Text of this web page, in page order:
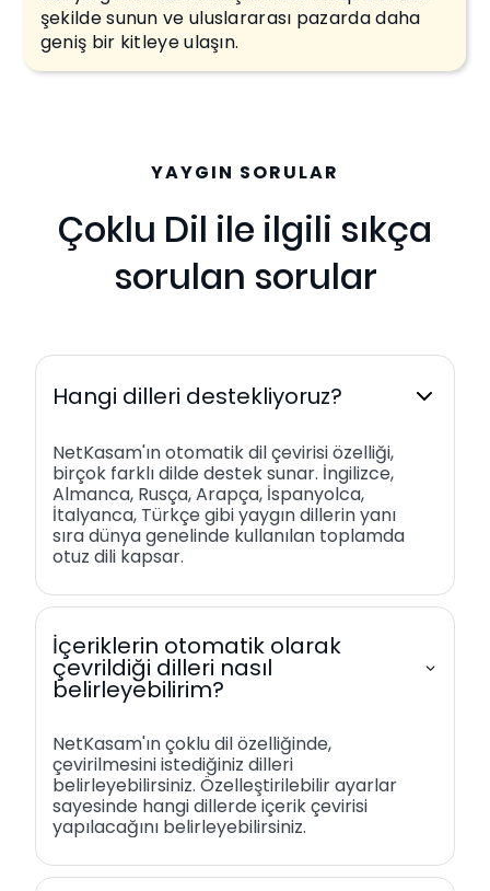
şekilde sunun ve uluslararası pazarda daha
geniş bir kitleye ulaşın.
YAYGIN SORULAR
Çoklu Dil ile ilgili sıkça
sorulan sorular
Hangi dilleri destekliyoruz?
NetKasam'ın otomatik dil çevirisi özelliği,
birçok farklı dilde destek sunar. İngilizce,
Almanca, Rusça, Arapça, İspanyolca,
İtalyanca, Türkçe gibi yaygın dillerin yanı
sıra dünya genelinde kullanılan toplamda
otuz dili kapsar.
İçeriklerin otomatik olarak
çevrildiği dilleri nasıl
belirleyebilirim?
NetKasam'ın çoklu dil özelliğinde,
çevirilmesini istediğiniz dilleri
belirleyebilirsiniz. Özelleştirilebilir ayarlar
sayesinde hangi dillerde içerik çevirisi
yapılacağını belirleyebilirsiniz.